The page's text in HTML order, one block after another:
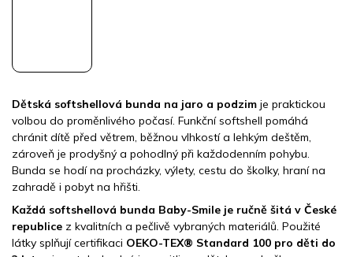
Dětská softshellová bunda na jaro a podzim je praktickou
volbou do proměnlivého počasí. Funkční softshell pomáhá
chránit dítě před větrem, běžnou vlhkostí a lehkým deštěm,
zároveň je prodyšný a pohodlný při každodenním pohybu.
Bunda se hodí na procházky, výlety, cestu do školky, hraní na
zahradě i pobyt na hřišti.
Každá softshellová bunda Baby-Smile je ručně šitá v České
republice z kvalitních a pečlivě vybraných materiálů. Použité
látky splňují certifikaci OEKO-TEX® Standard 100 pro děti do